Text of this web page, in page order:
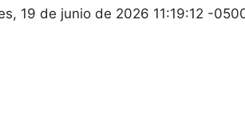
19 de junio de 2026 11:19:12 -